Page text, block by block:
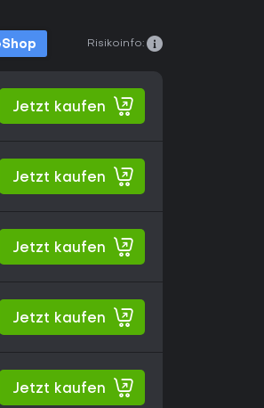
Risikoinfo:
Jetzt kaufen
Jetzt kaufen
Jetzt kaufen
Jetzt kaufen
Jetzt kaufen